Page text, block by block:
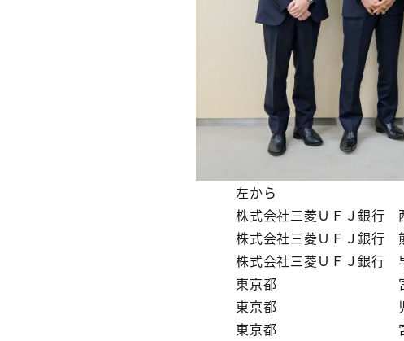
左から
株式会社三菱ＵＦＪ銀行 西
株式会社三菱ＵＦＪ銀行 熊
株式会社三菱ＵＦＪ銀行 早
東京都 宮坂 学
東京都 児玉 英一郎
東京都 宮武 和弘 東京